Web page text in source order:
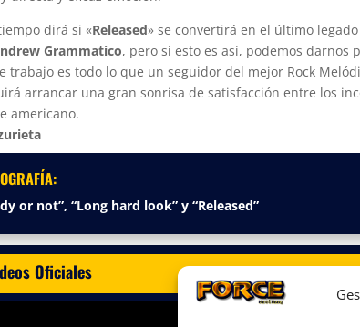
dirá si «Released» se convertirá en el último
Grammatico, pero si esto es así, podemos darnos
trabajo es todo lo que un seguidor del mejor Rock
arrancar una gran sonrisa de satisfacción entre los
americano.
or not”, “Long hard look” y “Released”
Oficiales